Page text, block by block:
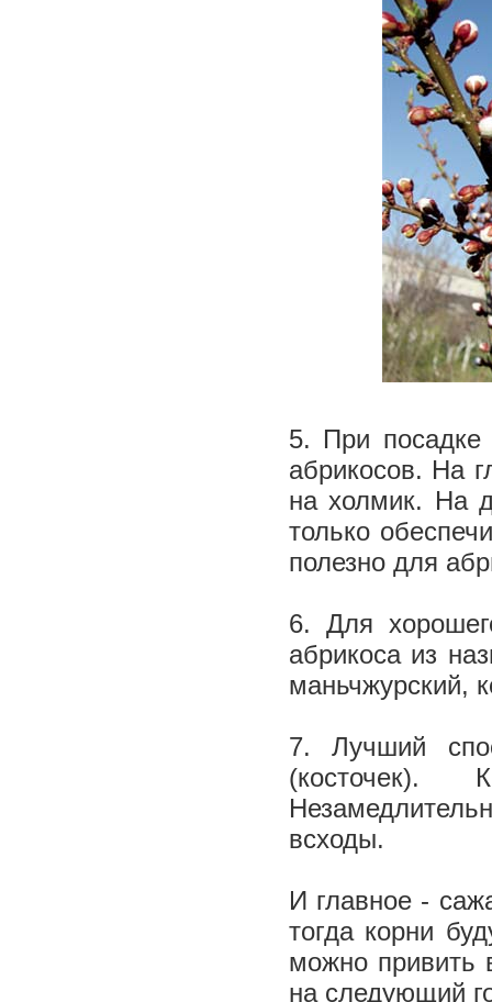
5. При посадке
абрикосов. На
на холмик. На
только
полезно для
6. Для
абрикоса из
маньчжурский,
7. Лучший
(косточек).
всходы.
И главное -
тогда корни
можно привить
на следующий